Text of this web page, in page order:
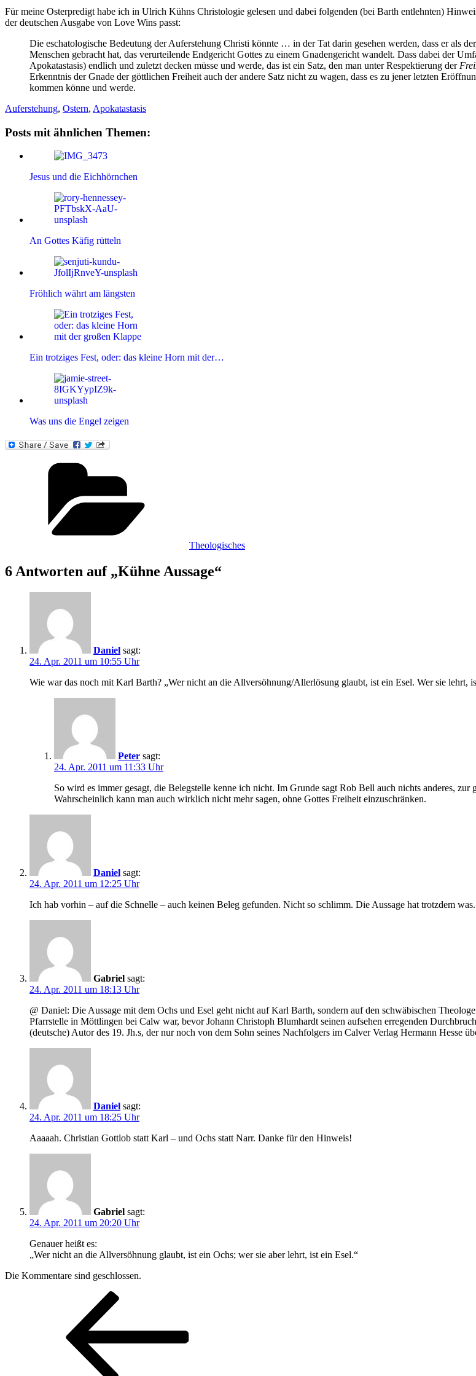
Für meine Osterpredigt habe ich in Ulrich Kühns Christologie gelesen und dabei folgenden (bei Barth entlehnten)
der deutschen Ausgabe von Love Wins passt:
Die eschatologische Bedeutung der Auferstehung Christi könnte … in der Tat darin gesehen werden, dass er als
Menschen gebracht hat, das verurteilende Endgericht Gottes zu einem Gnadengericht wandelt. Dass dabei der
Apokatastasis) endlich und zuletzt decken müsse und werde, das ist ein Satz, den man unter Respektierung der
Erkenntnis der Gnade der göttlichen Freiheit auch der andere Satz nicht zu wagen, dass es zu jener letzten
kommen könne und werde.
Auferstehung, Ostern, Apokatastasis
Posts mit ähnlichen Themen:
Jesus und die Eichhörnchen
An Gottes Käfig rütteln
Fröhlich währt am längsten
Ein trotziges Fest, oder: das kleine Horn mit der…
Was uns die Engel zeigen
Theologisches
6 Antworten auf „Kühne Aussage“
Daniel sagt:
24. Apr. 2011 um 10:55 Uhr
Wie war das noch mit Karl Barth? „Wer nicht an die Allversöhnung/Allerlösung glaubt, ist ein Esel. Wer sie lehrt,
Peter sagt:
24. Apr. 2011 um 11:33 Uhr
So wird es immer gesagt, die Belegstelle kenne ich nicht. Im Grunde sagt Rob Bell auch nichts anderes,
Wahrscheinlich kann man auch wirklich nicht mehr sagen, ohne Gottes Freiheit einzuschränken.
Daniel sagt:
24. Apr. 2011 um 12:25 Uhr
Ich hab vorhin – auf die Schnelle – auch keinen Beleg gefunden. Nicht so schlimm. Die Aussage hat trotzdem was.
Gabriel sagt:
24. Apr. 2011 um 18:13 Uhr
@ Daniel: Die Aussage mit dem Ochs und Esel geht nicht auf Karl Barth, sondern auf den schwäbischen
Pfarrstelle in Möttlingen bei Calw war, bevor Johann Christoph Blumhardt seinen aufsehen erregenden
(deutsche) Autor des 19. Jh.s, der nur noch von dem Sohn seines Nachfolgers im Calver Verlag Hermann Hesse
Daniel sagt:
24. Apr. 2011 um 18:25 Uhr
Aaaaah. Christian Gottlob statt Karl – und Ochs statt Narr. Danke für den Hinweis!
Gabriel sagt:
24. Apr. 2011 um 20:20 Uhr
Genauer heißt es:
„Wer nicht an die Allversöhnung glaubt, ist ein Ochs; wer sie aber lehrt, ist ein Esel.“
Die Kommentare sind geschlossen.
Beitragsnavigation